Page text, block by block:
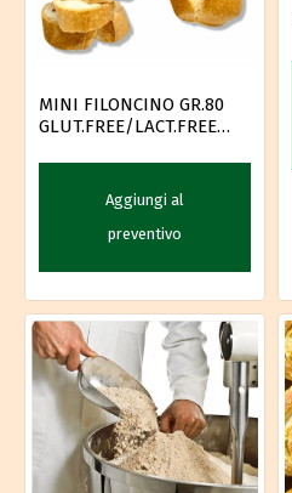
MINI FILONCINO GR.80
GLUT.FREE/LACT.FREE
Aggiungi al
preventivo